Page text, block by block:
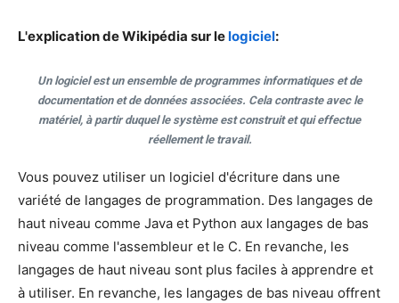
L'explication de Wikipédia sur lelogiciel:
Un logiciel est un ensemble de programmes informatiques et de
documentation et de données associées. Cela contraste avec le
matériel, à partir duquel le système est construit et qui effectue
réellement le travail.
Vous pouvez utiliser un logiciel d'écriture dans une
variété de langages de programmation. Des langages de
haut niveau comme Java et Python aux langages de bas
niveau comme l'assembleur et le C. En revanche, les
langages de haut niveau sont plus faciles à apprendre et
à utiliser. En revanche, les langages de bas niveau offrent